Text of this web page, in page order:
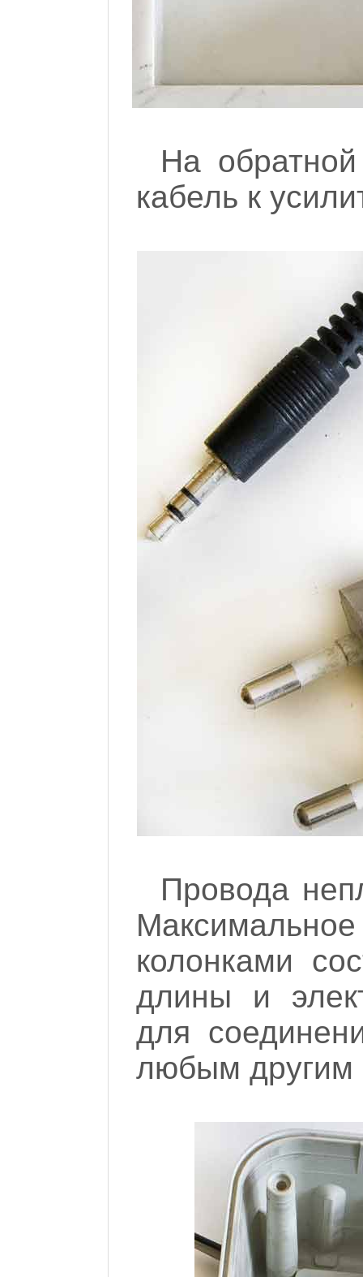
На
кабель к
Провода
колонками
длины и
для
любым другим